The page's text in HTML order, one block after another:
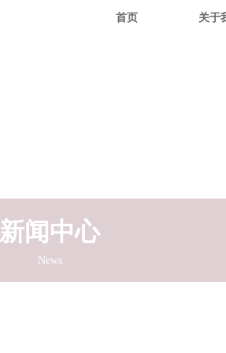
首页 关于
新闻中心
News